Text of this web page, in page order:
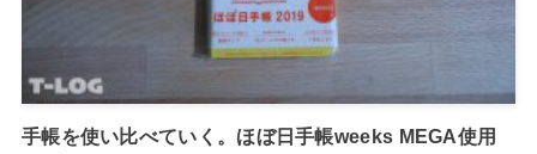
手帳を使い比べていく。ほぼ日手帳weeks MEGA使用